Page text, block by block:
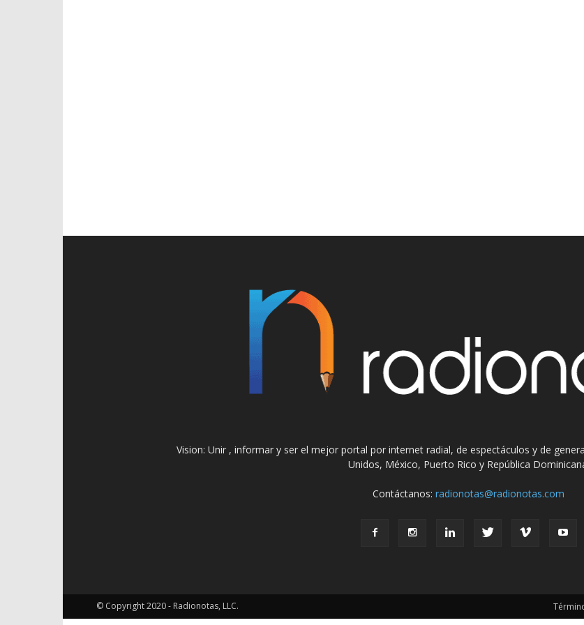
Vision: Unir , informar y ser el mejor portal por internet radial, de espectáculos y de
Unidos, México, Puerto Rico y República
Contáctanos:radionotas@radionotas.com
© Copyright 2020 - Radionotas, LLC.